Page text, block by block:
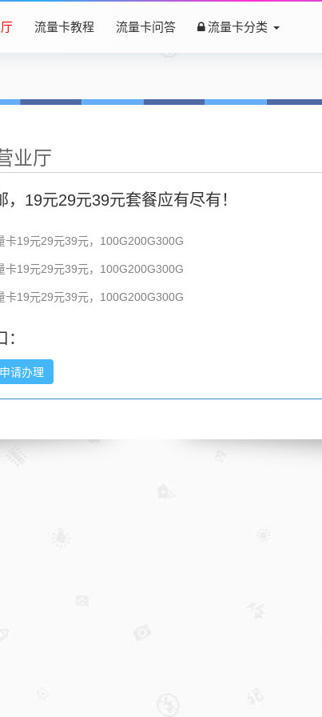
流量卡教程 流量卡问答 流量卡分类
业厅
，19元29元39元套餐应有尽有！
卡19元29元39元，100G200G300G
卡19元29元39元，100G200G300G
卡19元29元39元，100G200G300G
请办理